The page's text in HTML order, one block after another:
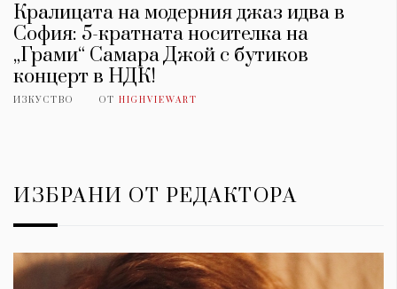
Кралицата на модерния джаз идва в
София: 5-кратната носителка на
„Грами“ Самара Джой с бутиков
концерт в НДК!
ИЗКУСТВО ОТ HIGHVIEWART
ИЗБРАНИ ОТ РЕДАКТОРА